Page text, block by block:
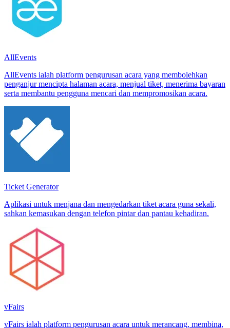
AllEvents
AllEvents ialah platform pengurusan acara yang membolehkan
penganjur mencipta halaman acara, menjual tiket, menerima bayaran
serta membantu pengguna mencari dan mempromosikan acara.
Ticket Generator
Aplikasi untuk menjana dan mengedarkan tiket acara guna sekali,
sahkan kemasukan dengan telefon pintar dan pantau kehadiran.
vFairs
vFairs ialah platform pengurusan acara untuk merancang, membina,